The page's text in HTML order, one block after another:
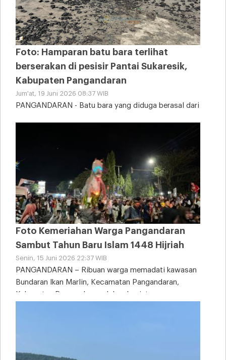
Foto: Hamparan batu bara terlihat
berserakan di pesisir Pantai Sukaresik,
Kabupaten Pangandaran
Jum'at, 19 Juni 2026 08:37 WIB
PANGANDARAN - Batu bara yang diduga berasal dari
Foto Kemeriahan Warga Pangandaran
Sambut Tahun Baru Islam 1448 Hijriah
Senin, 15 Juni 2026 22:37 WIB
PANGANDARAN – Ribuan warga memadati kawasan
Bundaran Ikan Marlin, Kecamatan Pangandaran,
Kabupaten Pangandaran, dalam kegiatan